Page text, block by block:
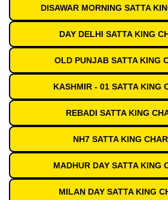
DISAWAR MORNING SATTA
DAY DELHI SATTA KING
OLD PUNJAB SATTA KING
KASHMIR - 01 SATTA KING
REBADI SATTA KING
NH7 SATTA KING
MADHUR DAY SATTA KING
MILAN DAY SATTA KING